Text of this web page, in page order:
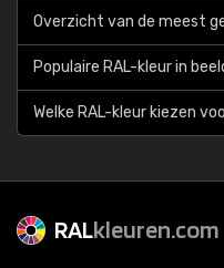
Overzicht van de meest
Populaire RAL-kleur in
Welke RAL-kleur kiezen
RALkleuren.com